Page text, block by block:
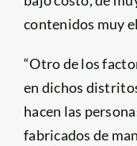
contenidos muy
“Otro de los
en dichos
hacen las
fabricados de